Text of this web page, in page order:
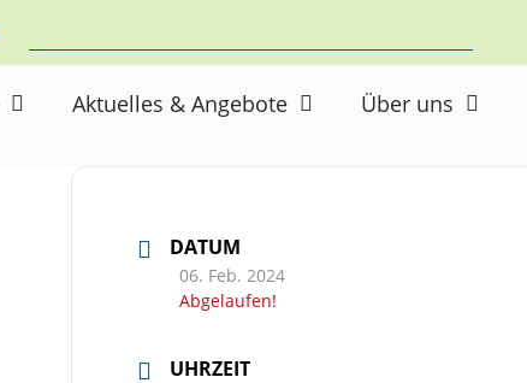
Aktuelles & Angebote Über uns
DATUM
06. Feb. 2024
Abgelaufen!
UHRZEIT